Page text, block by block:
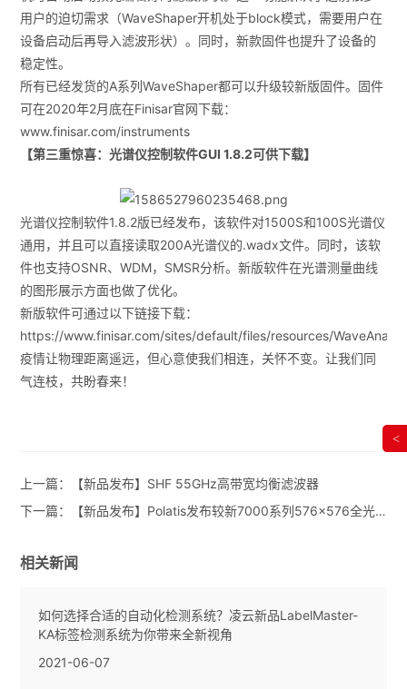
用户的迫切需求（WaveShaper开机处于block模式，需要用户在
设备启动后再导入滤波形状）。同时，新款固件也提升了设备的
稳定性。
所有已经发货的A系列WaveShaper都可以升级较新版固件。固件
可在2020年2月底在Finisar官网下载：
www.finisar.com/instruments
【第三重惊喜：光谱仪控制软件GUI 1.8.2可供下载】
光谱仪控制软件1.8.2版已经发布，该软件对1500S和100S光谱仪
通用，并且可以直接读取200A光谱仪的.wadx文件。同时，该软
件也支持OSNR、WDM，SMSR分析。新版软件在光谱测量曲线
的图形展示方面也做了优化。
新版软件可通过以下链接下载：
https://www.finisar.com/sites/default/files/resources/
疫情让物理距离遥远，但心意使我们相连，关怀不变。让我们同
气连枝，共盼春来！
上一篇：
【新品发布】SHF 55GHz高带宽均衡滤波器
下一篇：
【新品发布】Polatis发布较新7000系列576×576全光矩阵开关
相关新闻
如何选择合适的自动化检测系统？凌云新品LabelMaster-
KA标签检测系统为你带来全新视角
2021-06-07
<